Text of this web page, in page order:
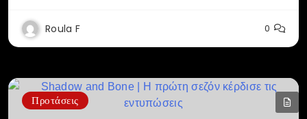
Roula F 0
Προτάσεις